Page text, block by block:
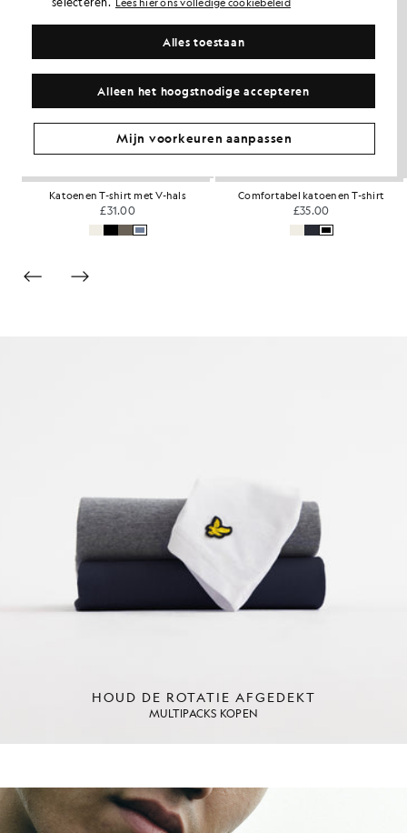
Katoenen T-shirt met V-hals
£31.00
Comfortabel katoenen T-shirt
£35.00
HOUD DE ROTATIE AFGEDEKT
MULTIPACKS KOPEN
Alleen het hoogstnodige accepteren
Alles toestaan
Mijn voorkeuren aanpassen